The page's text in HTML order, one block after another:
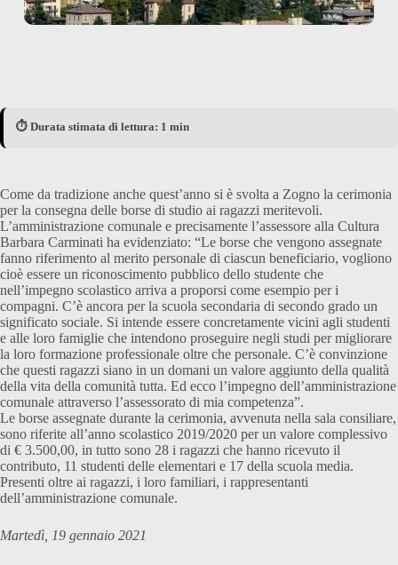
⏱️ Durata stimata di lettura: 1 min
Come da tradizione anche quest’anno si è svolta a Zogno la cerimonia
per la consegna delle borse di studio ai ragazzi meritevoli.
L’amministrazione comunale e precisamente l’assessore alla Cultura
Barbara Carminati ha evidenziato: “Le borse che vengono assegnate
fanno riferimento al merito personale di ciascun beneficiario, vogliono
cioè essere un riconoscimento pubblico dello studente che
nell’impegno scolastico arriva a proporsi come esempio per i
compagni. C’è ancora per la scuola secondaria di secondo grado un
significato sociale. Si intende essere concretamente vicini agli studenti
e alle loro famiglie che intendono proseguire negli studi per migliorare
la loro formazione professionale oltre che personale. C’è convinzione
che questi ragazzi siano in un domani un valore aggiunto della qualità
della vita della comunità tutta. Ed ecco l’impegno dell’amministrazione
comunale attraverso l’assessorato di mia competenza”.
Le borse assegnate durante la cerimonia, avvenuta nella sala consiliare,
sono riferite all’anno scolastico 2019/2020 per un valore complessivo
di € 3.500,00, in tutto sono 28 i ragazzi che hanno ricevuto il
contributo, 11 studenti delle elementari e 17 della scuola media.
Presenti oltre ai ragazzi, i loro familiari, i rappresentanti
dell’amministrazione comunale.
Martedì, 19 gennaio 2021